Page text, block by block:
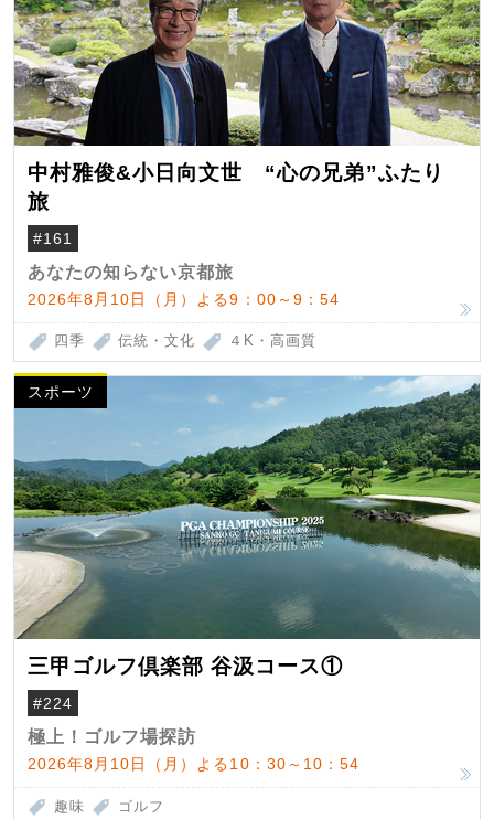
中村雅俊&小日向文世 “心の兄弟”ふたり
旅
#161
あなたの知らない京都旅
2026年8月10日（月）よる9：00～9：54
四季 伝統・文化 ４K・高画質
スポーツ
三甲ゴルフ倶楽部 谷汲コース①
#224
極上！ゴルフ場探訪
2026年8月10日（月）よる10：30～10：54
趣味 ゴルフ